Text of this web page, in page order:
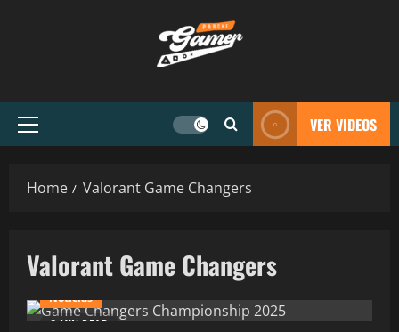
VER VIDEOS
Home Valorant Game Changers
Valorant Game Changers
3 MIN READ
Noticias